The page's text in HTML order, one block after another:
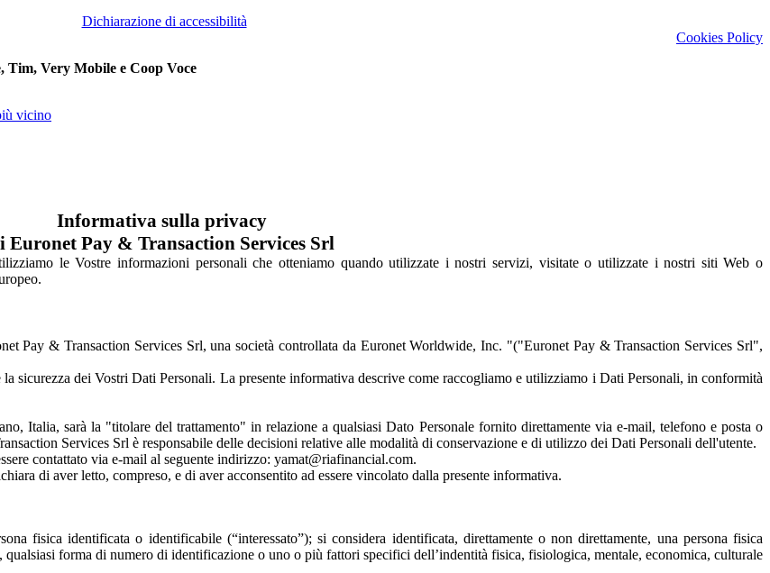
Dichiarazione di accessibilità
Cookies Policy
Tim, Very Mobile e Coop Voce
vicino
Informativa sulla privacy
Euronet Pay & Transaction Services Srl
le Vostre informazioni personali che otteniamo quando utilizzate i nostri servizi, visitate o utilizzate i nostri siti Web o
Pay & Transaction Services Srl, una società controllata da Euronet Worldwide, Inc. "("Euronet Pay & Transaction Services Srl",
sicurezza dei Vostri Dati Personali. La presente informativa descrive come raccogliamo e utilizziamo i Dati Personali, in conformità
Italia, sarà la "titolare del trattamento" in relazione a qualsiasi Dato Personale fornito direttamente via e-mail, telefono e posta o
Services Srl è responsabile delle decisioni relative alle modalità di conservazione e di utilizzo dei Dati Personali dell'utente.
contattato via e-mail al seguente indirizzo: yamat@riafinancial.com.
di aver letto, compreso, e di aver acconsentito ad essere vincolato dalla presente informativa.
fisica identificata o identificabile (“interessato”); si considera identificata, direttamente o non direttamente, una persona fisica
forma di numero di identificazione o uno o più fattori specifici dell’indentità fisica, fisiologica, mentale, economica, culturale